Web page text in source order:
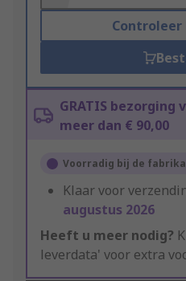
GRATIS bezorging
meer dan € 90,00
Voorradig bij de
Klaar voor
augustus 2026
Heeft u meer nodig?
leverdata' voor extra